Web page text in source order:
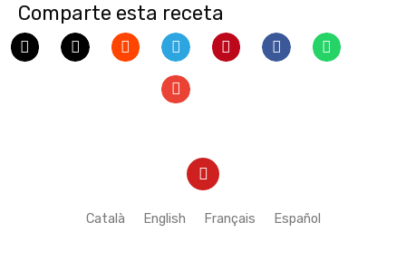
Comparte esta receta
Y
o
t
Català English Français Español